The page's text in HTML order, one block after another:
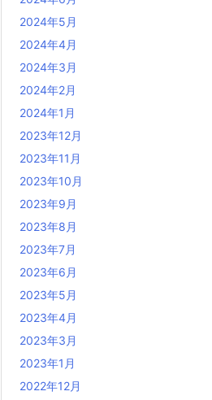
2024年5月
2024年4月
2024年3月
2024年2月
2024年1月
2023年12月
2023年11月
2023年10月
2023年9月
2023年8月
2023年7月
2023年6月
2023年5月
2023年4月
2023年3月
2023年1月
2022年12月